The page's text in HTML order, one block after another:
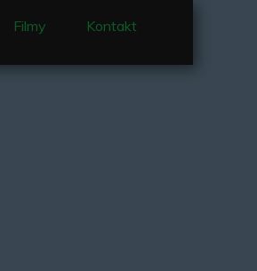
Filmy Kontakt